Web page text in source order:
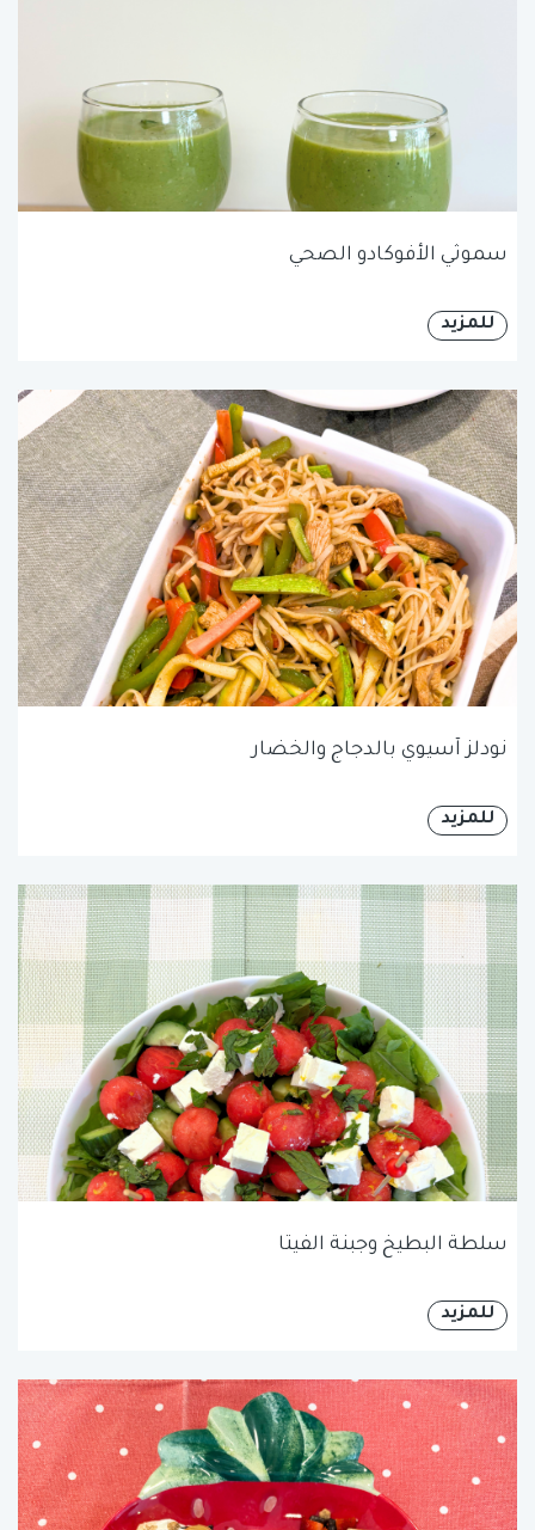
سموثي الأفوكادو الصحي
للمزيد
نودلز آسيوي بالدجاج والخضار
للمزيد
سلطة البطيخ وجبنة الفيتا
للمزيد